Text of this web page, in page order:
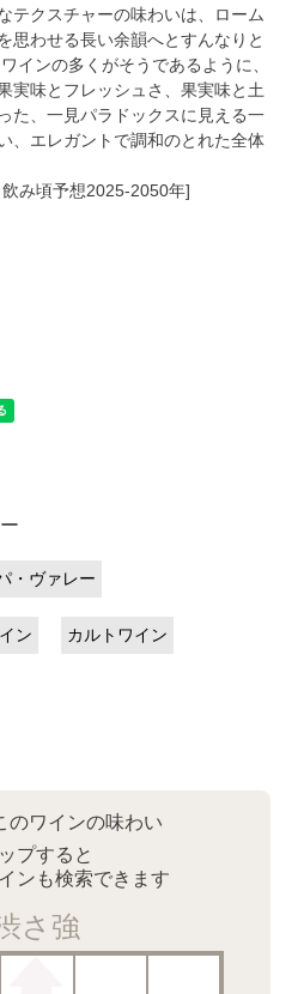
テクスチャーの味わいは、ローム
思わせる長い余韻へとすんなりと
インの多くがそうであるように、
実味とフレッシュさ、果実味と土
た、一見パラドックスに見える一
、エレガントで調和のとれた全体
み頃予想2025-2050年]
・ヴァレー
ン カルトワイン
のワインの味わい
プすると
ンも検索できます
さ強